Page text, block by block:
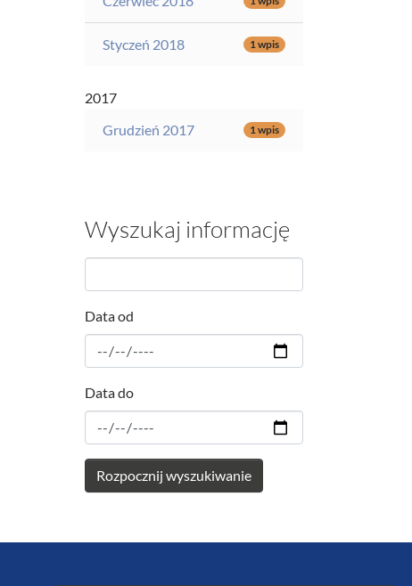
Styczeń 2018 1 wpis
2017
Grudzień 2017
1 wpis
Wyszukaj informację
Data od
Data do